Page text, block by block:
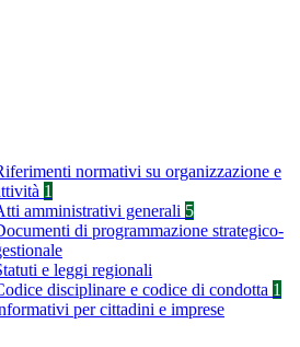
normativi su organizzazione e
1
amministrativi generali 5
di programmazione strategico-
e leggi regionali
disciplinare e codice di condotta 1
per cittadini e imprese